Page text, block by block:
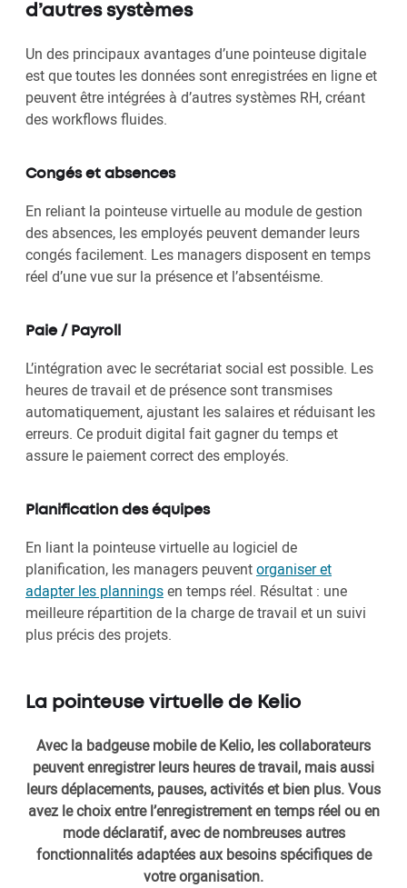
d’autres systèmes
Un des principaux avantages d’une pointeuse digitale
est que toutes les données sont enregistrées en ligne et
peuvent être intégrées à d’autres systèmes RH, créant
des workflows fluides.
Congés et absences
En reliant la pointeuse virtuelle au module de gestion
des absences, les employés peuvent demander leurs
congés facilement. Les managers disposent en temps
réel d’une vue sur la présence et l’absentéisme.
Paie / Payroll
L’intégration avec le secrétariat social est possible. Les
heures de travail et de présence sont transmises
automatiquement, ajustant les salaires et réduisant les
erreurs. Ce produit digital fait gagner du temps et
assure le paiement correct des employés.
Planification des équipes
En liant la pointeuse virtuelle au logiciel de
planification, les managers peuventorganiser et
adapter les planningsen temps réel. Résultat : une
meilleure répartition de la charge de travail et un suivi
plus précis des projets.
La pointeuse virtuelle de Kelio
Avec la badgeuse mobile de Kelio, les collaborateurs
peuvent enregistrer leurs heures de travail, mais aussi
leurs déplacements, pauses, activités et bien plus. Vous
avez le choix entre l’enregistrement en temps réel ou en
mode déclaratif, avec de nombreuses autres
fonctionnalités adaptées aux besoins spécifiques de
votre organisation.